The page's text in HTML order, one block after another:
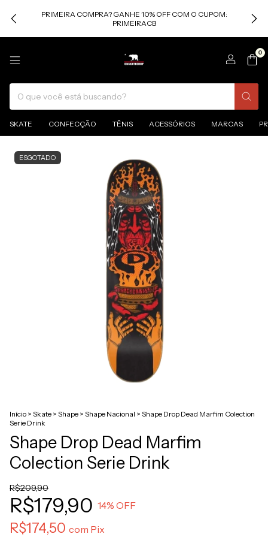
PRIMEIRA COMPRA? GANHE 10% OFF COM O CUPOM:
PRIMEIRACB
0
SKATE CONFECÇÃO TÊNIS ACESSÓRIOS MARCAS
ESGOTADO
Início > Skate > Shape > Shape Nacional > Shape Drop Dead Marfim Colection
Serie Drink
Shape Drop Dead Marfim
Colection Serie Drink
R$209,90
R$179,90 14% OFF
R$174,50 com Pix